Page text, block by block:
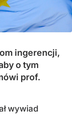
ingerencji,
o tym
prof.
wywiad